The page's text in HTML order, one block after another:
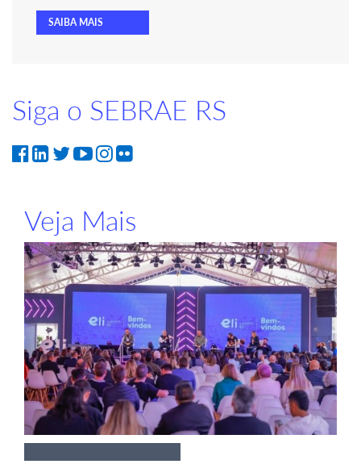
SAIBA MAIS
Siga o SEBRAE RS
Veja Mais